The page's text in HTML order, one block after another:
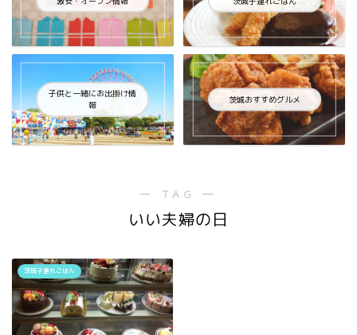
子供と一緒にお出掛け情
報
茨城おすすめグルメ
― TAG ―
いい夫婦の日
茨城子連れごはん